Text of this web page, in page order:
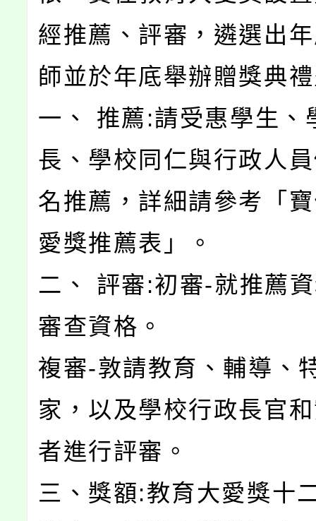
經推薦、評審，遴選出
師並於年底舉辦贈獎典
一、 推薦:請受惠學生、
長、學校同仁與行政人
名推薦，詳細請參考「
愛獎推薦表」。
二、 評審:初審-就推薦
審查資格。
複審-敦請教育、輔導、
家，以及學校行政長官
者進行評審。
三、獎額:教育大愛獎十